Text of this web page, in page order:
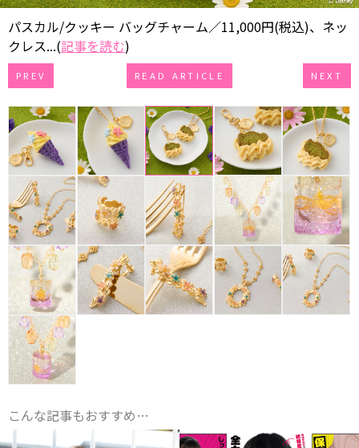
パスカル/クッキー バッグチャーム／11,000円(税込)、ネッ
クレス...(記事を読む)
PREV READ ARTICLE NEXT
こんな記事もおすすめ…